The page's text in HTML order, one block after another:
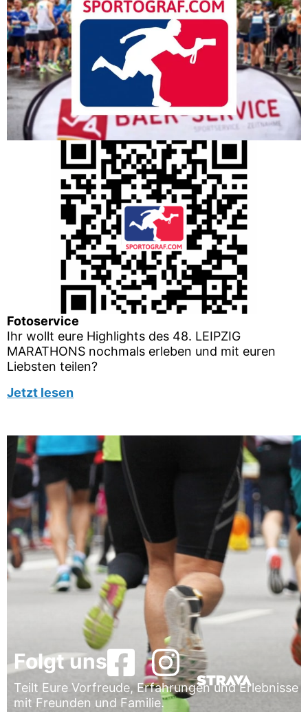
Fotoservice
Ihr wollt eure Highlights des 48. LEIPZIG
MARATHONS nochmals erleben und mit euren
Liebsten teilen?
Jetzt lesen
Folgt uns
Teilt Eure Vorfreude, Erfahrungen und Erlebnisse
mit Freunden und Familie.